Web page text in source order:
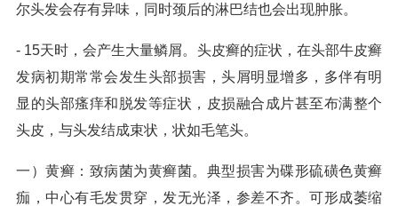
尔头发会存有异味，同时颈后的淋巴结也会出现肿胀。
- 15天时，会产生大量鳞屑。头皮癣的症状，在头部牛皮癣
发病初期常常会发生头部损害，头屑明显增多，多伴有明
显的头部瘙痒和脱发等症状，皮损融合成片甚至布满整个
头皮，与头发结成束状，状如毛笔头。
一）黄癣：致病菌为黄癣菌。典型损害为碟形硫磺色黄癣
痂，中心有毛发贯穿，发无光泽，参差不齐。可形成萎缩